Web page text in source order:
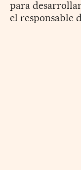
para
el responsable